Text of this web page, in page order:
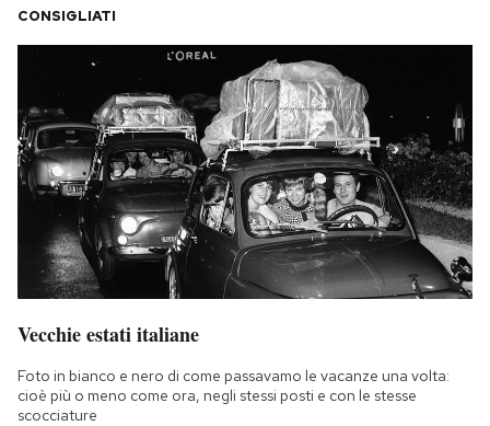
CONSIGLIATI
Vecchie estati italiane
Foto in bianco e nero di come passavamo le vacanze una volta:
cioè più o meno come ora, negli stessi posti e con le stesse
scocciature